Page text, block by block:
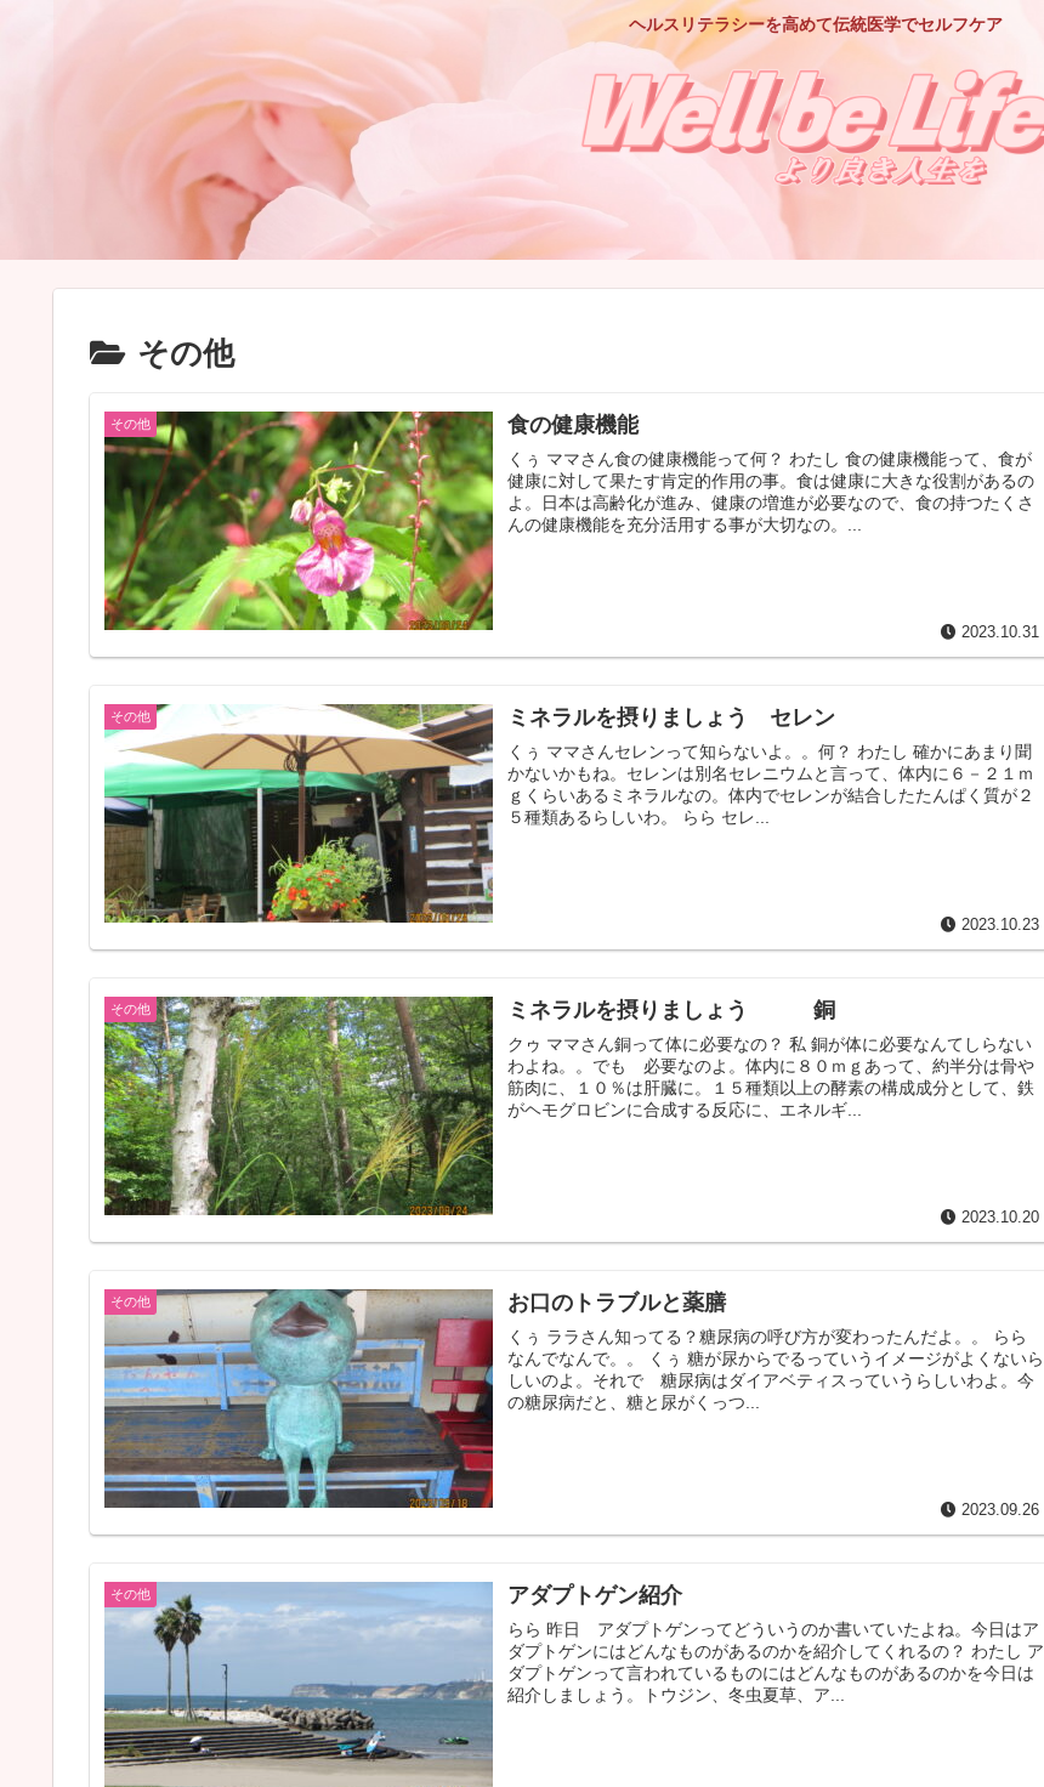
ヘルスリテラシーを高めて伝統医学でセルフケア
その他
その他 食の健康機能
くぅ ママさん食の健康機能って何？ わたし 食の健康機能って、食が
健康に対して果たす肯定的作用の事。食は健康に大きな役割があるの
よ。日本は高齢化が進み、健康の増進が必要なので、食の持つたくさ
んの健康機能を充分活用する事が大切なの。...
2023.10.31
その他 ミネラルを摂りましょう セレン
くぅ ママさんセレンって知らないよ。。何？ わたし 確かにあまり聞
かないかもね。セレンは別名セレニウムと言って、体内に６－２１ｍ
ｇくらいあるミネラルなの。体内でセレンが結合したたんぱく質が２
５種類あるらしいわ。 らら セレ...
2023.10.23
その他 ミネラルを摂りましょう 銅
クゥ ママさん銅って体に必要なの？ 私 銅が体に必要なんてしらない
わよね。。でも 必要なのよ。体内に８０ｍｇあって、約半分は骨や
筋肉に、１０％は肝臓に。１５種類以上の酵素の構成成分として、鉄
がヘモグロビンに合成する反応に、エネルギ...
2023.10.20
その他 お口のトラブルと薬膳
くぅ ララさん知ってる？糖尿病の呼び方が変わったんだよ。。 らら
なんでなんで。。 くぅ 糖が尿からでるっていうイメージがよくないら
しいのよ。それで 糖尿病はダイアベティスっていうらしいわよ。今
の糖尿病だと、糖と尿がくっつ...
2023.09.26
その他 アダプトゲン紹介
らら 昨日 アダプトゲンってどういうのか書いていたよね。今日はア
ダプトゲンにはどんなものがあるのかを紹介してくれるの？ わたし ア
ダプトゲンって言われているものにはどんなものがあるのかを今日は
紹介しましょう。トウジン、冬虫夏草、ア...